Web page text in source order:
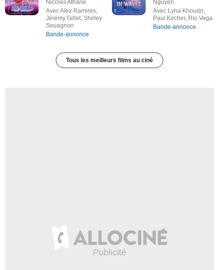
Nicolas Athane
Avec Alex Ramires,
Jérémy Gillet, Shirley
Souagnon
Bande-annonce
Nguyen
Avec Lyna Khoudri,
Paul Kircher, Rio Vega
Bande-annonce
Tous les meilleurs films au ciné